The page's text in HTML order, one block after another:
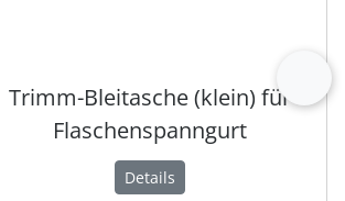
Trimm-Bleitasche (klein) für
Flaschenspanngurt
Details
vor